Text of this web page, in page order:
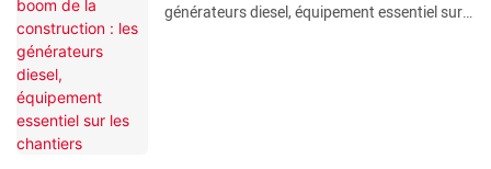
générateurs diesel, équipement essentiel sur